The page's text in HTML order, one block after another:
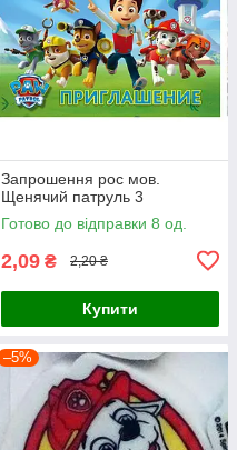
Запрошення рос мов.
Щенячий патруль 3
Готово до відправки 8 од.
2,09 ₴ 2,20 ₴
Купити
–5%